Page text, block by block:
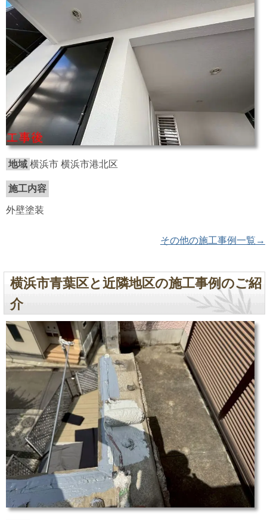
地域 横浜市 横浜市港北区
施工内容
外壁塗装
その他の施工事例一覧→
横浜市青葉区と近隣地区の施工事例のご紹
介